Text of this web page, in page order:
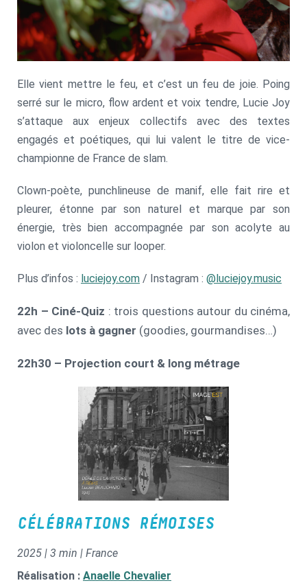
Elle vient mettre le feu, et c’est un feu de joie. Poing
serré sur le micro, flow ardent et voix tendre, Lucie Joy
s’attaque aux enjeux collectifs avec des textes
engagés et poétiques, qui lui valent le titre de vice-
championne de France de slam.
Clown-poète, punchlineuse de manif, elle fait rire et
pleurer, étonne par son naturel et marque par son
énergie, très bien accompagnée par son acolyte au
violon et violoncelle sur looper.
Plus d’infos : luciejoy.com / Instagram : @luciejoy.music
22h – Ciné-Quiz : trois questions autour du cinéma,
avec des lots à gagner (goodies, gourmandises…)
22h30 – Projection court & long métrage
CÉLÉBRATIONS RÉMOISES
2025 | 3 min | France
Réalisation : Anaelle Chevalier